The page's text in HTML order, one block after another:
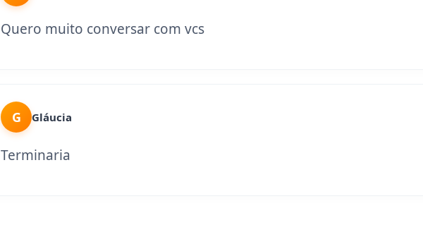
Quero muito conversar com vcs
G Gláucia
Terminaria